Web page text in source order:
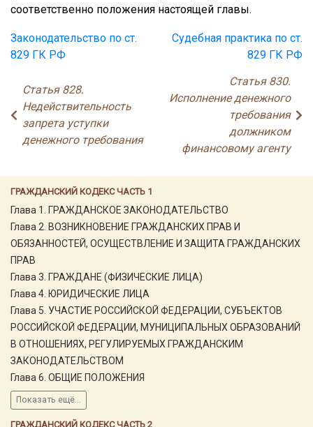
ГРАЖДАНСКИЙ КОДЕКС ЧАСТЬ 1
Глава 1. ГРАЖДАНСКОЕ ЗАКОНОДАТЕЛЬСТВО
Глава 2. ВОЗНИКНОВЕНИЕ ГРАЖДАНСКИХ ПРАВ И
ОБЯЗАННОСТЕЙ, ОСУЩЕСТВЛЕНИЕ И ЗАЩИТА ГРАЖДАНСКИХ
ПРАВ
Глава 3. ГРАЖДАНЕ (ФИЗИЧЕСКИЕ ЛИЦА)
Глава 4. ЮРИДИЧЕСКИЕ ЛИЦА
Глава 5. УЧАСТИЕ РОССИЙСКОЙ ФЕДЕРАЦИИ, СУБЪЕКТОВ
РОССИЙСКОЙ ФЕДЕРАЦИИ, МУНИЦИПАЛЬНЫХ ОБРАЗОВАНИЙ
В ОТНОШЕНИЯХ, РЕГУЛИРУЕМЫХ ГРАЖДАНСКИМ
ЗАКОНОДАТЕЛЬСТВОМ
Глава 6. ОБЩИЕ ПОЛОЖЕНИЯ
Показать ещё...
ГРАЖДАНСКИЙ КОДЕКС ЧАСТЬ 2
соответственно положения настоящей главы.
Законодательство по ст.
829 ГК РФ
Судебная практика по ст.
829 ГК РФ
Статья 828.
Недействительность
запрета уступки
денежного требования
Статья 830.
Исполнение денежного
требования
должником
финансовому агенту